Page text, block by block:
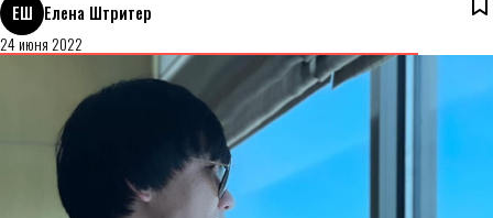
ЕШ Елена Штритер
24 июня 2022